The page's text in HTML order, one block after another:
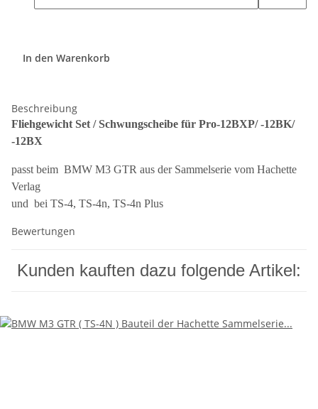
In den Warenkorb
Beschreibung
Fliehgewicht Set / Schwungscheibe für Pro-12BXP/ -12BK/
-12BX
passt beim BMW M3 GTR aus der Sammelserie vom Hachette
Verlag
und bei TS-4, TS-4n, TS-4n Plus
Bewertungen
Kunden kauften dazu folgende Artikel: